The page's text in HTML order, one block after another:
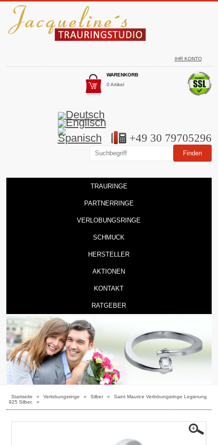
IHR KONTO
WARENKORB
0 Artikel
+49 30 79705296
TRAURINGE
PARTNERRINGE
VERLOBUNGSRINGE
SCHMUCK
HERSTELLER
AKTIONEN
KONTAKT
RATGEBER
Startseite » Verlobungsringe » Silber »
Saint Maurice Verlobungsringe Legierung
925 Silber,
»